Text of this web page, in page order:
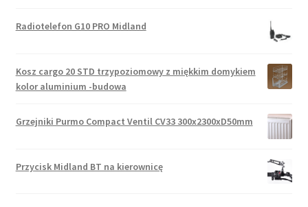
Radiotelefon G10 PRO Midland
Kosz cargo 20 STD trzypoziomowy z miękkim domykiem
kolor aluminium -budowa
Grzejniki Purmo Compact Ventil CV33 300x2300xD50mm
Przycisk Midland BT na kierownicę